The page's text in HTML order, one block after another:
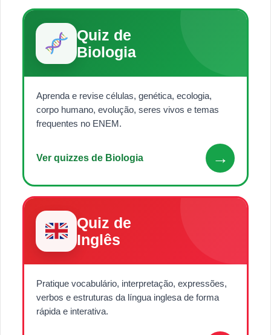
Quiz de
Biologia
Aprenda e revise células, genética, ecologia,
corpo humano, evolução, seres vivos e temas
frequentes no ENEM.
Ver quizzes de Biologia →
Quiz de
Inglês
Pratique vocabulário, interpretação, expressões,
verbos e estruturas da língua inglesa de forma
rápida e interativa.